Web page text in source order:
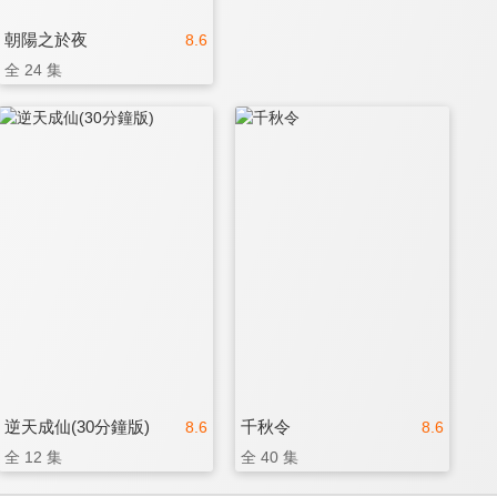
8.6
朝陽之於夜
全 24 集
8.6
逆天成仙(30分鐘版)
全 12 集
8.6
千秋令
全 40 集